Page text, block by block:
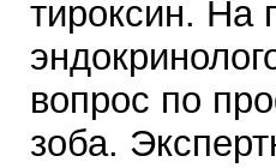
тироксин. На
вопрос по
зоба.